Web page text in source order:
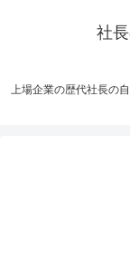
社
上場企業の歴代社長の